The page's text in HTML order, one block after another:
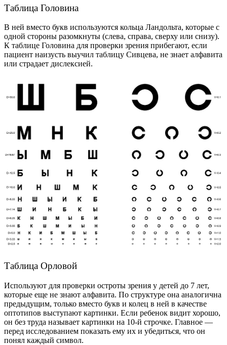
Таблица Головина
В ней вместо букв используются кольца Ландольта, которые с
одной стороны разомкнуты (слева, справа, сверху или снизу).
К таблице Головина для проверки зрения прибегают, если
пациент наизусть выучил таблицу Сивцева, не знает алфавита
или страдает дислексией.
Таблица Орловой
Используют для проверки остроты зрения у детей до 7 лет,
которые еще не знают алфавита. По структуре она аналогична
предыдущим, только вместо букв и колец в ней в качестве
оптотипов выступают картинки. Если ребенок видит хорошо,
он без труда называет картинки на 10-й строчке. Главное —
перед исследованием показать ему их и убедиться, что он
понял каждый символ.